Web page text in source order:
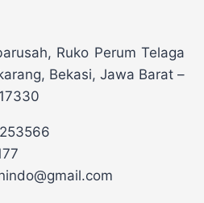
Ruko Perum Telaga
Bekasi, Jawa Barat –